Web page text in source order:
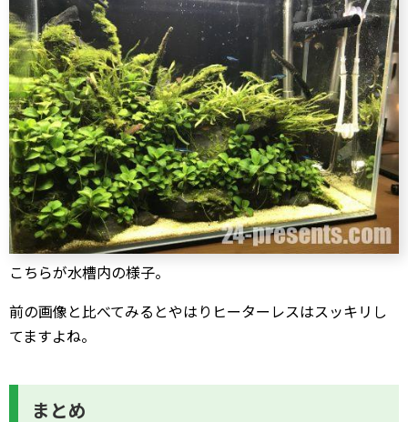
こちらが水槽内の様子。
前の画像と比べてみるとやはりヒーターレスはスッキリし
てますよね。
まとめ